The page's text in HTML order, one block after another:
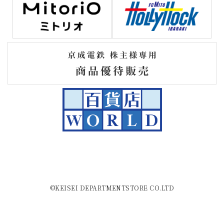
©KEISEI DEPARTMENTSTORE CO.LTD